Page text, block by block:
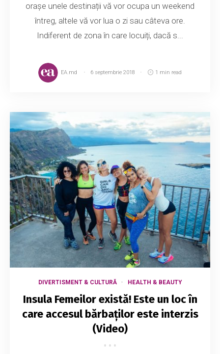
orașe unele destinații vă vor ocupa un weekend
întreg, altele vă vor lua o zi sau câteva ore.
Indiferent de zona în care locuiți, dacă s...
EA.md 6 septembrie 2018 1 min read
DIVERTISMENT & CULTURĂ HEALTH & BEAUTY
Insula Femeilor există! Este un loc în
care accesul bărbaților este interzis
(Video)